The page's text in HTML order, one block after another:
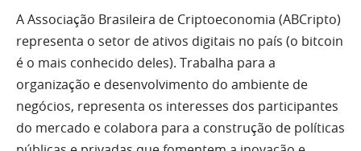
A Associação Brasileira de Criptoeconomia (ABCripto)
representa o setor de ativos digitais no país (o bitcoin
é o mais conhecido deles). Trabalha para a
organização e desenvolvimento do ambiente de
negócios, representa os interesses dos participantes
do mercado e colabora para a construção de políticas